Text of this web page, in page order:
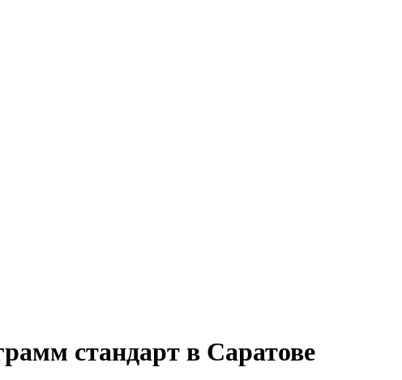
стандарт в Саратове